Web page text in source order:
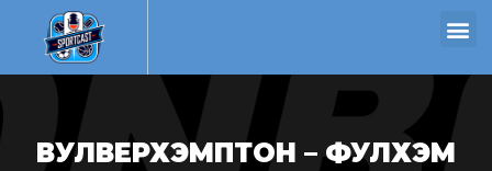
ВУЛВЕРХЭМПТОН – ФУЛХЭМ